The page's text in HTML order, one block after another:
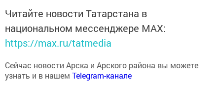
национальном мессенджере MАХ:
https://max.ru/tatmedia
Сейчас новости Арска и Арского района вы можете
узнать и в нашемTelegram-канале